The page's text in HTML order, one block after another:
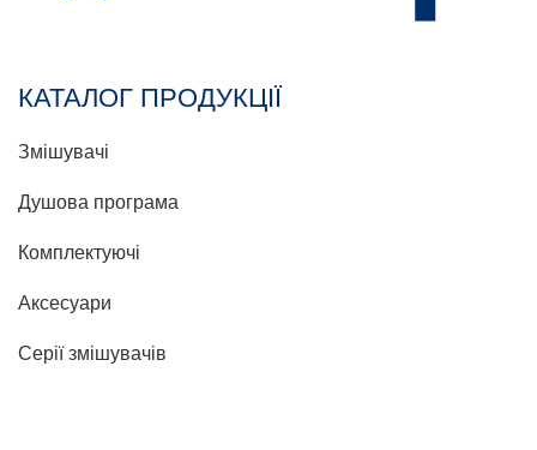
КАТАЛОГ ПРОДУКЦІЇ
Змішувачі
Душова програма
Комплектуючі
Аксесуари
Серії змішувачів